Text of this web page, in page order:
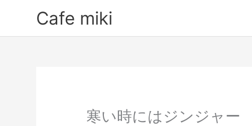
Cafe miki
寒い時にはジンジャー